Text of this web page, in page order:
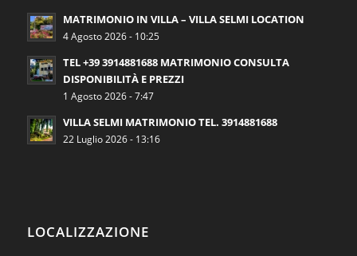
MATRIMONIO IN VILLA – VILLA SELMI LOCATION
4 Agosto 2026 - 10:25
TEL +39 3914881688 MATRIMONIO CONSULTA
DISPONIBILITÀ E PREZZI
1 Agosto 2026 - 7:47
VILLA SELMI MATRIMONIO TEL. 3914881688
22 Luglio 2026 - 13:16
LOCALIZZAZIONE